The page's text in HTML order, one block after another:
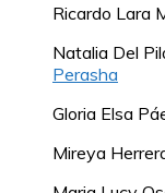
Ricardo Lara
Natalia Del
Perasha
Gloria Elsa
Mireya